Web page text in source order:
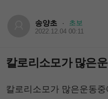
송양초 · 초보
2022.12.04 00:11
칼로리소모가 많은
칼로리소모가 많은운동